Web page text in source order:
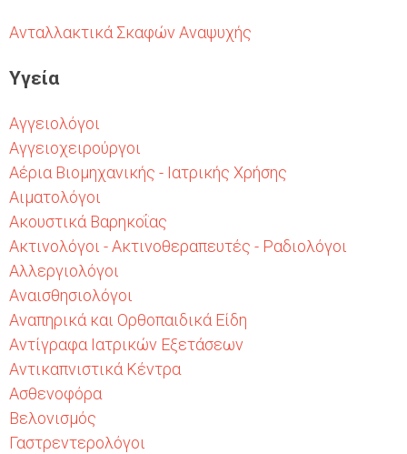
Ανταλλακτικά Σκαφών Αναψυχής
Υγεία
Αγγειολόγοι
Αγγειοχειρούργοι
Αέρια Βιομηχανικής - Ιατρικής Χρήσης
Αιματολόγοι
Ακουστικά Βαρηκοΐας
Ακτινολόγοι - Ακτινοθεραπευτές - Ραδιολόγοι
Αλλεργιολόγοι
Αναισθησιολόγοι
Αναπηρικά και Ορθοπαιδικά Είδη
Αντίγραφα Ιατρικών Εξετάσεων
Αντικαπνιστικά Κέντρα
Ασθενοφόρα
Βελονισμός
Γαστρεντερολόγοι